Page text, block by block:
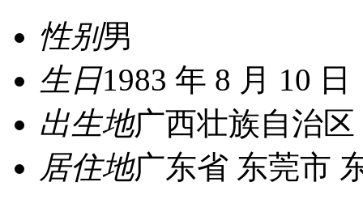
性别男
生日1983 年 8 月 10 日
出生地广西壮族自治
居住地广东省 东莞市